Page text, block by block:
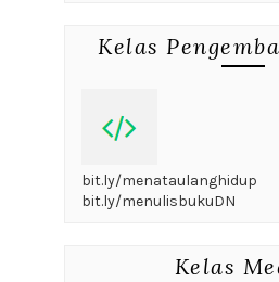
Kelas
bit.ly/menataulanghidup
bit.ly/menulisbukuDN
Kelas